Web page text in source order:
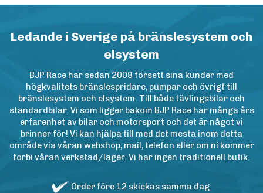
Ledande i Sverige på bränslesystem och
elsystem
BJP Race har sedan 2008 försett sina kunder med
högkvalitets bränslespridare, pumpar och övrigt till
bränslesystem och elsystem. Till både tävlingsbilar och
standardbilar. Vi som ligger bakom BJP Race har många års
erfarenhet av bilar och motorsport och det är något vi
brinner för! Vi kan hjälpa till med det mesta inom detta
område via våran webshop, mail, telefon eller om ni kommer
förbi våran verkstad/lager. Vi har ingen traditionell butik.
Order före 12 skickas samma dag